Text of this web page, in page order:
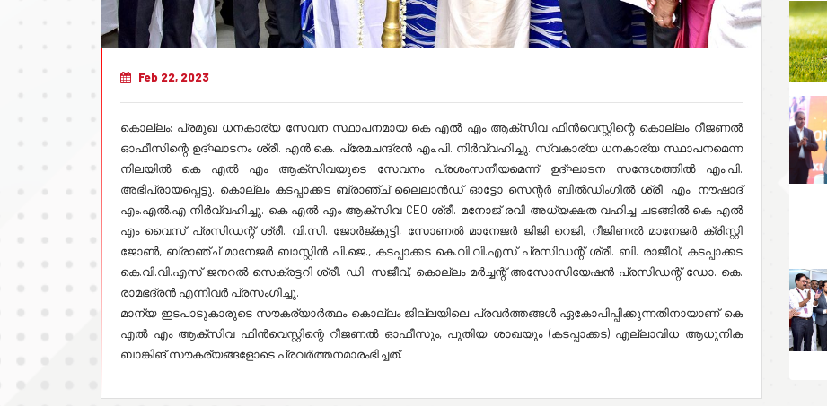
Feb 22, 2023
കൊല്ലം: പ്രമുഖ ധനകാര്യ സേവന സ്ഥാപനമായ കെ എൽ എം ആക്സിവ ഫിൻവെസ്റ്റിന്റെ കൊല്ലം റീജണൽ
ഓഫീസിന്റെ ഉദ്ഘാടനം ശ്രീ. എൻ.കെ. പ്രേമചന്ദ്രൻ എം.പി. നിർവ്വഹിച്ചു. സ്വകാര്യ ധനകാര്യ സ്ഥാപനമെന്ന
നിലയിൽ കെ എൽ എം ആക്സിവയുടെ സേവനം പ്രശംസനീയമെന്ന് ഉദ്ഘാടന സന്ദേശത്തിൽ എം.പി.
അഭിപ്രായപ്പെട്ടു. കൊല്ലം കടപ്പാക്കട ബ്രാഞ്ച് ലൈലാൻഡ് ഓട്ടോ സെന്റർ ബിൽഡിംഗിൽ ശ്രീ. എം. നൗഷാദ്
എം.എൽ.എ നിർവ്വഹിച്ചു. കെ എൽ എം ആക്സിവ CEO ശ്രീ. മനോജ് രവി അധ്യക്ഷത വഹിച്ച ചടങ്ങിൽ കെ എൽ
എം വൈസ് പ്രസിഡന്റ് ശ്രീ. വി.സി. ജോർജ്കുട്ടി, സോണൽ മാനേജർ ജിജി റെജി, റീജിണൽ മാനേജർ ക്രിസ്റ്റി
ജോൺ, ബ്രാഞ്ച് മാനേജർ ബാസ്റ്റിൻ പി.ജെ., കടപ്പാക്കട കെ.വി.വി.എസ് പ്രസിഡന്റ് ശ്രീ. ബി. രാജീവ്, കടപ്പാക്കട
കെ.വി.വി.എസ് ജനറൽ സെക്രട്ടറി ശ്രീ. ഡി. സജീവ്, കൊല്ലം മർച്ചന്റ് അസോസിയേഷൻ പ്രസിഡന്റ് ഡോ. കെ.
രാമഭദ്രൻ എന്നിവർ പ്രസംഗിച്ചു.
മാന്യ ഇടപാടുകാരുടെ സൗകര്യാർത്ഥം കൊല്ലം ജില്ലയിലെ പ്രവർത്തങ്ങൾ ഏകോപിപ്പിക്കുന്നതിനായാണ് കെ
എൽ എം ആക്സിവ ഫിൻവെസ്റ്റിന്റെ റീജണൽ ഓഫീസും, പുതിയ ശാഖയും (കടപ്പാക്കട) എല്ലാവിധ ആധുനിക